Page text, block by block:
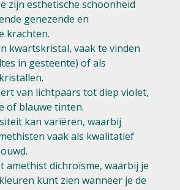
zijn esthetische schoonheid
genezende en
krachten.
kwartskristal, vaak te vinden
in gesteente) of als
van lichtpaars tot diep violet,
of blauwe tinten.
kan variëren, waarbij
vaak als kwalitatief
amethist dichroïsme, waarbij je
kunt zien wanneer je de